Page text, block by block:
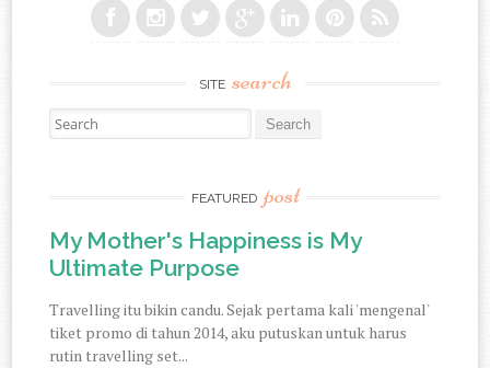
SITE search
Search for:
FEATURED post
My Mother's Happiness is My
Ultimate Purpose
Travelling itu bikin candu. Sejak pertama kali 'mengenal'
tiket promo di tahun 2014, aku putuskan untuk harus
rutin travelling set...